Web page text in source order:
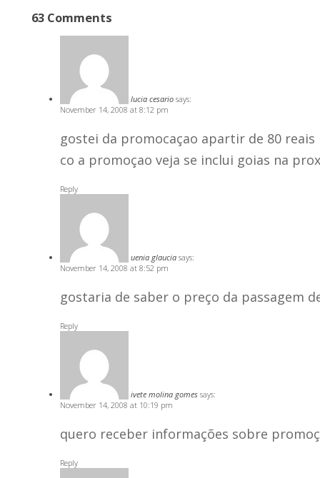
63 Comments
lucia cesario says:
November 14, 2008 at 8:12 pm
gostei da promocaçao apartir de 80
co a promoçao veja se inclui goias na
Reply
uenia glaucia says:
November 14, 2008 at 8:52 pm
gostaria de saber o preço da passagem
Reply
ivete molina gomes says:
November 14, 2008 at 10:19 pm
quero receber informações sobre
Reply